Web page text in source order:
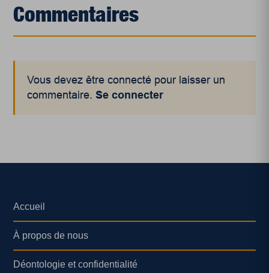
Commentaires
Vous devez être connecté pour laisser un
commentaire.Se connecter
Accueil
À propos de nous
Déontologie et confidentialité